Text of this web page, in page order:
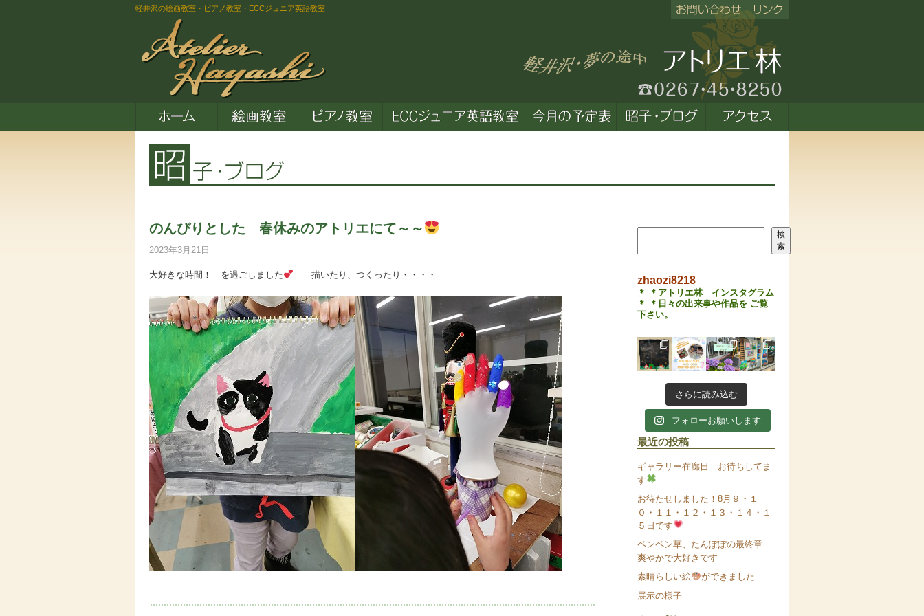
軽井沢の絵画教室・ピアノ教室・ECCジュニア英語教室
のんびりとした 春休みのアトリエにて～～
2023年3月21日
大好きな時間！ を過ごしました 描いたり、つくったり・・・・
検
索
zhaozi8218
＊ ＊アトリエ林 インスタグラム
＊ ＊日々の出来事や作品を ご覧
下さい。
さらに読み込む
フォローお願いします
最近の投稿
ギャラリー在廊日 お待ちしてま
す
お待たせしました！8月９・１
０・１１・１２・１３・１４・１
５日です
ペンペン草、たんぽぽの最終章
爽やかで大好きです
素晴らしい絵
ができました
展示の様子